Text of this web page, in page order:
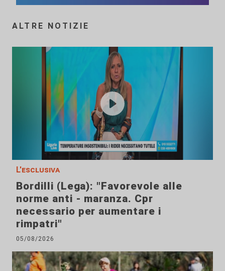
ALTRE NOTIZIE
L'esclusiva
Bordilli (Lega): "Favorevole alle
norme anti - maranza. Cpr
necessario per aumentare i
rimpatri"
05/08/2026